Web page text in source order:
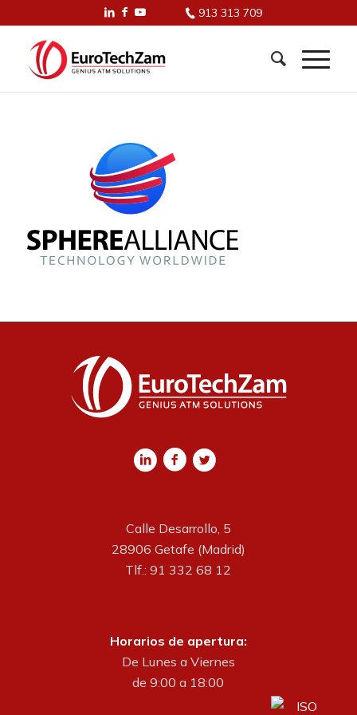
913 313 709
Calle Desarrollo, 5
28906 Getafe (Madrid)
Tlf.: 91 332 68 12
Horarios de apertura:
De Lunes a Viernes
de 9:00 a 18:00